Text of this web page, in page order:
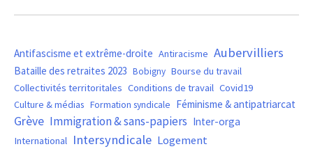
Antifascisme et extrême-droite Antiracisme Aubervilliers
Bataille des retraites 2023 Bobigny Bourse du travail
Collectivités territoritales Conditions de travail Covid19
Culture & médias Formation syndicale Féminisme & antipatriarcat
Grève Immigration & sans-papiers Inter-orga
International Intersyndicale Logement